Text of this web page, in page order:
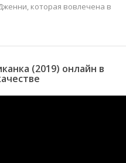
которая вовлечена в
(2019) онлайн в